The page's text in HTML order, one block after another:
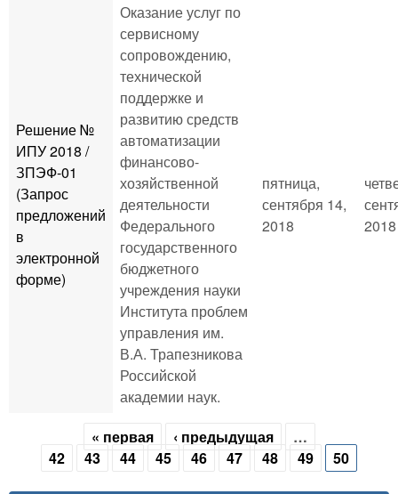
Решение №
ИПУ 2018 /
ЗПЭФ-01
(Запрос
предложений
в
электронной
форме)
Оказание услуг по
сервисному
сопровождению,
технической
поддержке и
развитию средств
автоматизации
финансово-
хозяйственной
деятельности
Федерального
государственного
бюджетного
учреждения науки
Института проблем
управления им.
В.А. Трапезникова
Российской
академии наук.
пятница,
сентября 14,
2018
Страницы
« первая ‹ предыдущая
…
42
43 44 45 46 47 48 49 50